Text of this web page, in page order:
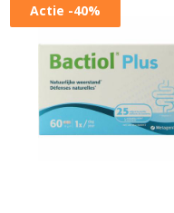
Actie -40%